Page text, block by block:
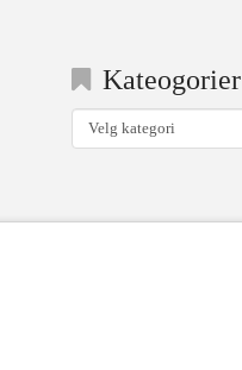
Kateogorier
Kateogorier